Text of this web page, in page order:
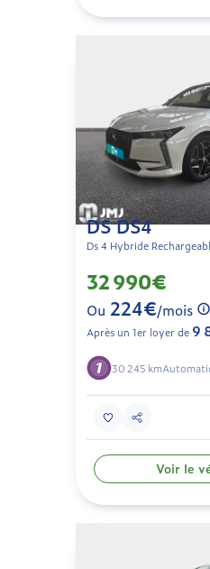
DS DS4
Ds 4 Hybride
32 990€
Ou 224€/mois
Après un 1er loyer de 9
30 245 km
Voir le